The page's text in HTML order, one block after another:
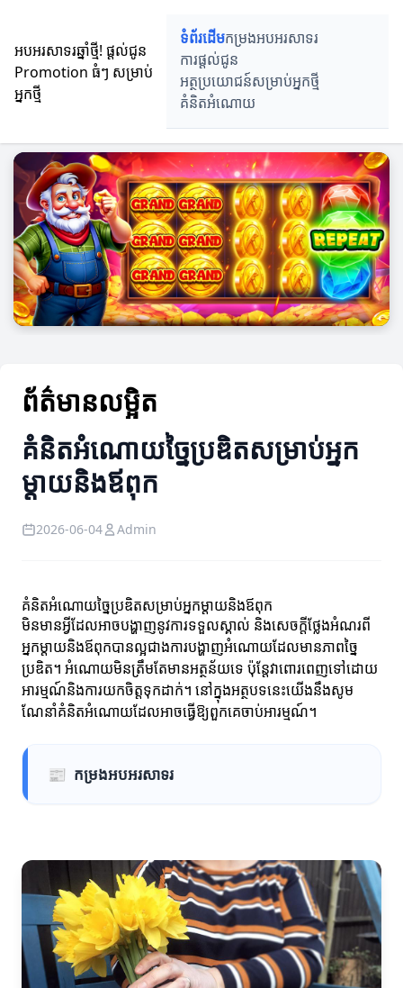
អបអរសាទរឆ្នាំថ្មី! ផ្តល់ជូន
Promotion ធំៗ សម្រាប់
អ្នកថ្មី
ទំព័រដើមកម្រងអបអរសាទរ
ការផ្តល់ជូន
អត្ថប្រយោជន៍សម្រាប់អ្នកថ្មី
គំនិតអំណោយ
ព័ត៌មានលម្អិត
គំនិតអំណោយច្នៃប្រឌិតសម្រាប់អ្នក
ម្តាយនិងឪពុក
2026-06-04 Admin
គំនិតអំណោយច្នៃប្រឌិតសម្រាប់អ្នកម្តាយនិងឪពុក
មិនមានអ្វីដែលអាចបង្ហាញនូវការទទួលស្គាល់ និងសេចក្តីថ្លែងអំណរពី
អ្នកម្តាយនិងឪពុកបានល្អជាងការបង្ហាញអំណោយដែលមានភាពច្នៃ
ប្រឌិត។ អំណោយមិនត្រឹមតែមានអត្ថន័យទេ ប៉ុន្តែវាពោរពេញទៅដោយ
អារម្មណ៍និងការយកចិត្តទុកដាក់។ នៅក្នុងអត្ថបទនេះយើងនឹងសូម
ណែនាំគំនិតអំណោយដែលអាចធ្វើឱ្យពួកគេចាប់អារម្មណ៍។
📰 កម្រងអបអរសាទរ